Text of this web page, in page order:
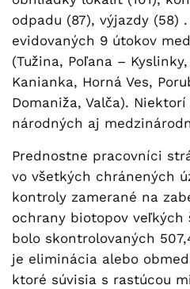
odpadu (87), výjazdy (58)
evidovaných 9 útokov
(Tužina, Poľana –
Kanianka, Horná Ves,
Domaniža, Valča).
národných aj
Prednostne pracovníci
vo všetkých chránených
kontroly zamerané na
ochrany biotopov veľkých
bolo skontrolovaných
je eliminácia alebo
ktoré súvisia s rastúcou